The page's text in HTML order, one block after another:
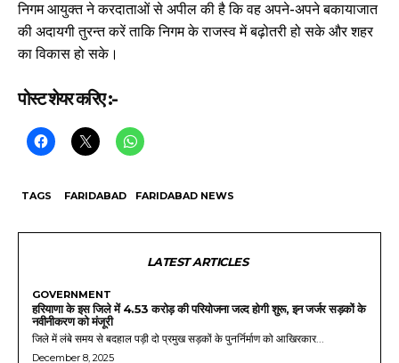
निगम आयुक्त ने करदाताओं से अपील की है कि वह अपने-अपने बकायाजात
की अदायगी तुरन्त करें ताकि निगम के राजस्व में बढ़ोतरी हो सके और शहर
का विकास हो सके।
पोस्ट शेयर करिए :-
TAGS FARIDABAD FARIDABAD NEWS
LATEST ARTICLES
GOVERNMENT
हरियाणा के इस जिले में 4.53 करोड़ की परियोजना जल्द होगी शुरू, इन जर्जर सड़कों के
नवीनीकरण को मंजूरी
जिले में लंबे समय से बदहाल पड़ी दो प्रमुख सड़कों के पुनर्निर्माण को आखिरकार...
December 8, 2025